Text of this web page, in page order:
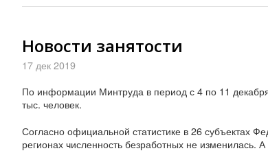
Новости занятости
17 дек 2019
По информации Минтруда в период с 4 по 11
тыс. человек.
Согласно официальной статистике в 26 субъектах
регионах численность безработных не изменилась. А